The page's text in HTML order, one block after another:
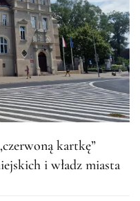
kartkę”
i władz miasta